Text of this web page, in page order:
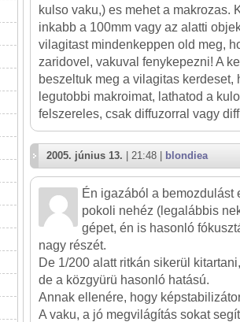
kulso vaku,) es mehet a makrozas.
inkabb a 100mm vagy az alatti
vilagitast mindenkeppen old meg,
zaridovel, vakuval fenykepezni! A
beszeltuk meg a vilagitas kerdeset,
legutobbi makroimat, lathatod a
felszereles, csak diffuzorral vagy
2005. június 13. | 21:48 | blondiea
Én igazából a bemozdulást
pokoli nehéz (legalábbis
gépet, én is hasonló
nagy részét.
De 1/200 alatt ritkán sikerül
de a közgyürü hasonló hatású.
Annak ellenére, hogy
A vaku, a jó megvilágítás sokat